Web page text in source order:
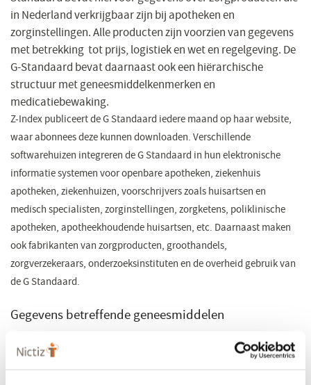
in Nederland verkrijgbaar zijn bij apotheken en
zorginstellingen. Alle producten zijn voorzien van gegevens
met betrekking tot prijs, logistiek en wet en regelgeving. De
G-Standaard bevat daarnaast ook een hiërarchische
structuur met geneesmiddelkenmerken en
medicatiebewaking.
Z-Index publiceert de G Standaard iedere maand op haar website,
waar abonnees deze kunnen downloaden. Verschillende
softwarehuizen integreren de G Standaard in hun elektronische
informatie systemen voor openbare apotheken, ziekenhuis
apotheken, ziekenhuizen, voorschrijvers zoals huisartsen en
medisch specialisten, zorginstellingen, zorgketens, poliklinische
apotheken, apotheekhoudende huisartsen, etc. Daarnaast maken
ook fabrikanten van zorgproducten, groothandels,
zorgverzekeraars, onderzoeksinstituten en de overheid gebruik van
de G Standaard.
Gegevens betreffende geneesmiddelen
Bij de G-Standaard worden veel verschillende niveaus van
informatie vastlegging gehanteerd: van stof niveau tot